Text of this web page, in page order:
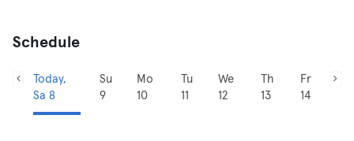
Schedule
Today,
Sa 8
Su
9
Mo
10
Tu
11
We
12
Th
13
Fr
14